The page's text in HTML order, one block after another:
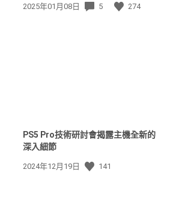
發
2025年01月08日 5 274
PS5 Pro技術研討會揭露主機全新的
深入細節
發
2024年12月19日 141